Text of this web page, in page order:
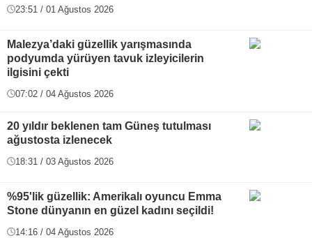
23:51 / 01 Ağustos 2026
Malezya’daki güzellik yarışmasında
podyumda yürüyen tavuk izleyicilerin
ilgisini çekti
07:02 / 04 Ağustos 2026
20 yıldır beklenen tam Güneş tutulması
ağustosta izlenecek
18:31 / 03 Ağustos 2026
%95'lik güzellik: Amerikalı oyuncu Emma
Stone dünyanın en güzel kadını seçildi!
14:16 / 04 Ağustos 2026